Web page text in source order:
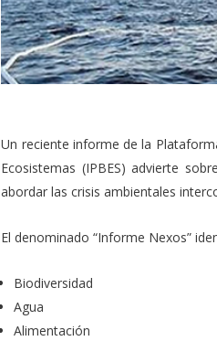
Un reciente informe de la
Ecosistemas (IPBES) advierte
abordar las crisis ambientales
El denominado “Informe Nexos”
Biodiversidad
Agua
Alimentación